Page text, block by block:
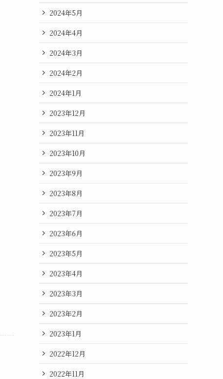
2024年5月
2024年4月
2024年3月
2024年2月
2024年1月
2023年12月
2023年11月
2023年10月
2023年9月
2023年8月
2023年7月
2023年6月
2023年5月
2023年4月
2023年3月
2023年2月
2023年1月
2022年12月
2022年11月